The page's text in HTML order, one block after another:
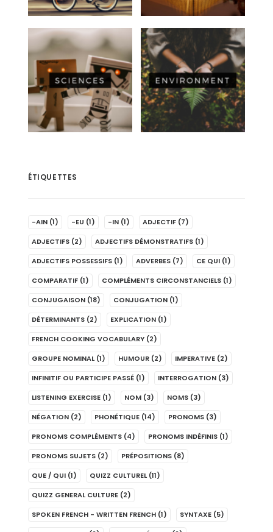
ÉTIQUETTES
-AIN (1) -EU (1) -IN (1) ADJECTIF (7)
ADJECTIFS (2) ADJECTIFS DÉMONSTRATIFS (1)
ADJECTIFS POSSESSIFS (1) ADVERBES (7) CE QUI (1)
COMPARATIF (1) COMPLÉMENTS CIRCONSTANCIELS (1)
CONJUGAISON (18) CONJUGATION (1)
DÉTERMINANTS (2) EXPLICATION (1)
FRENCH COOKING VOCABULARY (2)
GROUPE NOMINAL (1) HUMOUR (2) IMPERATIVE (2)
INFINITIF OU PARTICIPE PASSÉ (1) INTERROGATION (3)
LISTENING EXERCISE (1) NOM (3) NOMS (3)
NÉGATION (2) PHONÉTIQUE (14) PRONOMS (3)
PRONOMS COMPLÉMENTS (4) PRONOMS INDÉFINIS (1)
PRONOMS SUJETS (2) PRÉPOSITIONS (8)
QUE / QUI (1) QUIZZ CULTUREL (11)
QUIZZ GENERAL CULTURE (2)
SPOKEN FRENCH - WRITTEN FRENCH (1) SYNTAXE (5)